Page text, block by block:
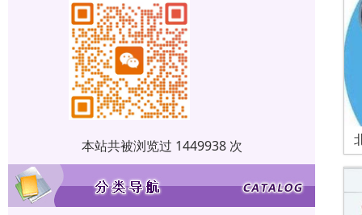
本站共被浏览过 1449938 次